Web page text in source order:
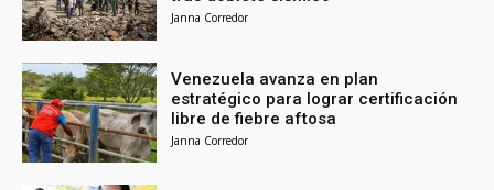
Janna Corredor
Venezuela avanza en plan
estratégico para lograr certificación
libre de fiebre aftosa
Janna Corredor